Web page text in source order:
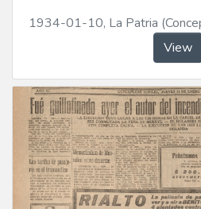
1934-01-10, La Patria
View